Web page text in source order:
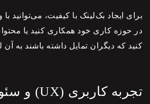
برای ایجاد بک‌لینک با کیفیت، می‌توانید
در حوزه کاری خود همکاری کنید یا
کنید که دیگران تمایل داشته باشند به آن
تجربه کاربری (UX) و سئو